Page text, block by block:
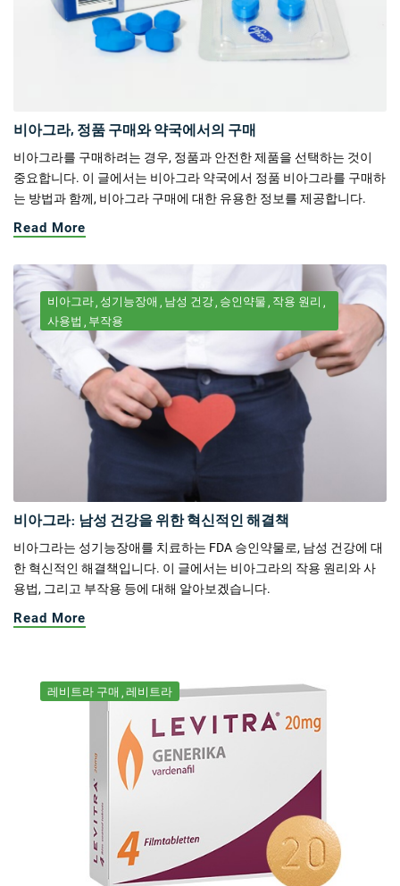
비아그라, 정품 구매와 약국에서의 구매
비아그라를 구매하려는 경우, 정품과 안전한 제품을 선택하는 것이
중요합니다. 이 글에서는 비아그라 약국에서 정품 비아그라를 구매하
는 방법과 함께, 비아그라 구매에 대한 유용한 정보를 제공합니다.
Read More
비아그라 성기능장애 남성 건강 승인약물 작용 원리
사용법
부작용
비아그라: 남성 건강을 위한 혁신적인 해결책
비아그라는 성기능장애를 치료하는 FDA 승인약물로, 남성 건강에 대
한 혁신적인 해결책입니다. 이 글에서는 비아그라의 작용 원리와 사
용법, 그리고 부작용 등에 대해 알아보겠습니다.
Read More
레비트라 구매 레비트라